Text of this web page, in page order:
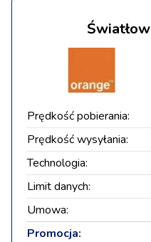
Prędkość pobierania:
Prędkość wysyłania:
Technologia:
Limit danych:
Umowa:
Promocja: